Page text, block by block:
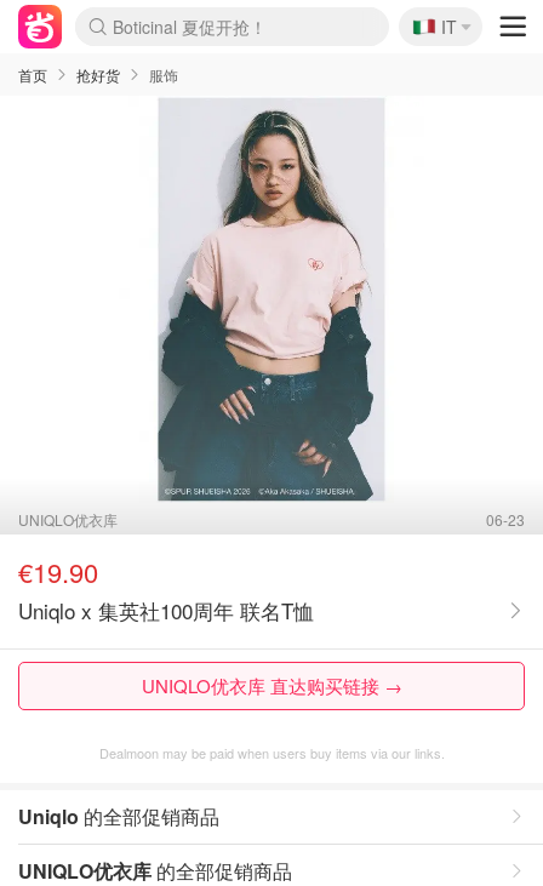
4折！lulu周四疯狂上新
速领！Stanley独家85折
Zalando 奥莱闪促！每日更新
🇮🇹
IT
首页 抢好货 服饰
UNIQLO优衣库 06-23
€19.90
Uniqlo x 集英社100周年 联名T恤
UNIQLO优衣库 直达购买链接 →
Dealmoon may be paid when users buy items via our links.
Uniqlo 的全部促销商品
UNIQLO优衣库 的全部促销商品